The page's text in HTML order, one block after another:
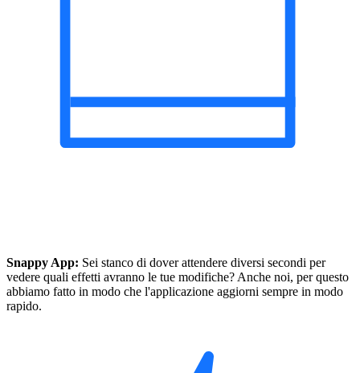
Snappy App: Sei stanco di dover attendere diversi secondi per
vedere quali effetti avranno le tue modifiche? Anche noi, per questo
abbiamo fatto in modo che l'applicazione aggiorni sempre in modo
rapido.